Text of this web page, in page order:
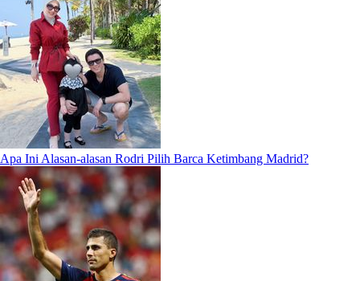
Apa Ini Alasan-alasan Rodri Pilih Barca Ketimbang Madrid?